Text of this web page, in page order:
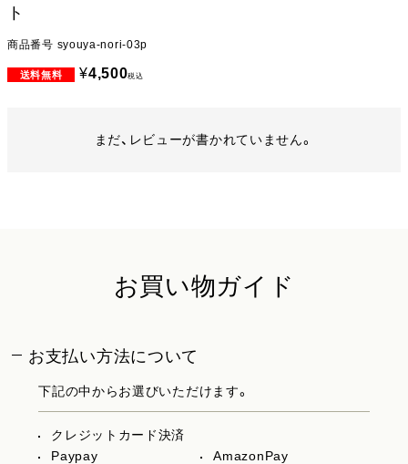
ト
商品番号 syouya-nori-03p
¥4,500税込
まだ、レビューが書かれていません。
お買い物ガイド
お支払い方法について
下記の中からお選びいただけます。
クレジットカード決済
Paypay
AmazonPay